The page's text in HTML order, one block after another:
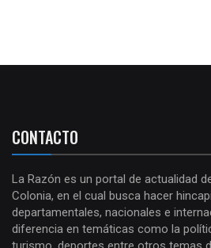
CONTACTO
La Razón es un portal de actualidad
Colonia, en el cual busca hacer
departamentales, nacionales e
diferencia en temáticas como la